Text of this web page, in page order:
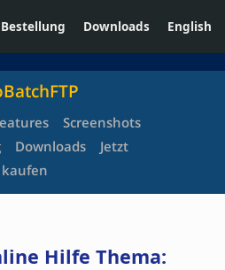
Bestellung Downloads English
Screenshots
Downloads
Jetzt
kaufen
Hilfe Thema: